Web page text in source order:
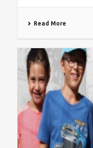
Read More